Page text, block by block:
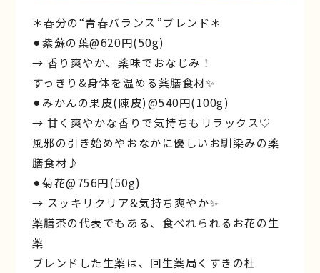
＊春分の“青春バランス”ブレンド＊
⚫︎紫蘇の葉@620円(50g)
→ 香り爽やか、薬味でおなじみ！
すっきり&身体を温める薬膳食材✨
⚫︎みかんの果皮(陳皮)@540円(100g)
→ 甘く爽やかな香りで気持ちもリラックス♡
風邪の引き始めやおなかに優しいお馴染みの薬
膳食材♪
⚫︎菊花@756円(50g)
→ スッキリクリア&気持ち爽やか✨
薬膳茶の代表でもある、食べれられるお花の生
薬
ブレンドした生薬は、回生薬局くすきの杜